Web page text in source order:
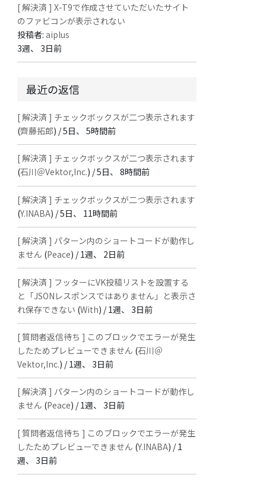
[ 解決済 ] X-T9で作成させていただいたサイト
のファビコンが表示されない
投稿者:aiplus
3週、 3日前
最近の返信
[ 解決済 ] チェックボックスが二つ表示されます
(齊藤拓郎) /5日、 5時間前
[ 解決済 ] チェックボックスが二つ表示されます
(石川＠Vektor,Inc.) /5日、 8時間前
[ 解決済 ] チェックボックスが二つ表示されます
(Y.INABA) /5日、 11時間前
[ 解決済 ] パターン内のショートコードが動作し
ません (Peace) /1週、 2日前
[ 解決済 ] フッターにVK投稿リストを設置する
と「JSONレスポンスではありません」と表示さ
れ保存できない (With) /1週、 3日前
[ 質問者返信待ち ] このブロックでエラーが発生
したためプレビューできません (石川＠
Vektor,Inc.) /1週、 3日前
[ 解決済 ] パターン内のショートコードが動作し
ません (Peace) /1週、 3日前
[ 質問者返信待ち ] このブロックでエラーが発生
したためプレビューできません (Y.INABA) /1
週、 3日前